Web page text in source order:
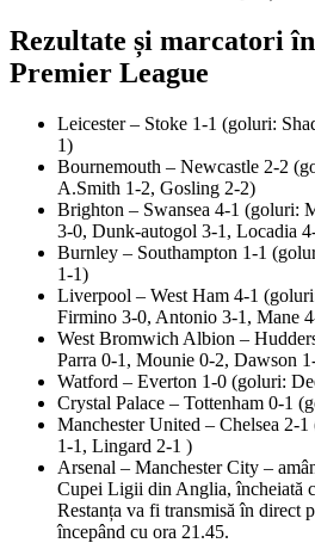
Rezultate și marcatori
Premier League
Leicester – Stoke 1-1 (goluri:
1)
Bournemouth – Newcastle 2-2
A.Smith 1-2, Gosling 2-2)
Brighton – Swansea 4-1 (goluri:
3-0, Dunk-autogol 3-1, Locadia
Burnley – Southampton 1-1
1-1)
Liverpool – West Ham 4-1
Firmino 3-0, Antonio 3-1, Mane
West Bromwich Albion –
Parra 0-1, Mounie 0-2, Dawson
Watford – Everton 1-0 (goluri:
Crystal Palace – Tottenham 0-1
Manchester United – Chelsea 2-
1-1, Lingard 2-1 )
Arsenal – Manchester City –
Cupei Ligii din Anglia, încheiată
Restanța va fi transmisă în direct
începând cu ora 21.45.